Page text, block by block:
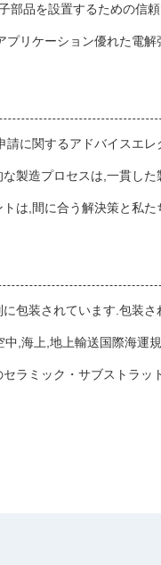
品を設置するための信
リケーション優れた電
に関するアドバイスエ
製造プロセスは,一貫し
は,間に合う解決策と私
包装されています.包装
,海上,地上輸送国際海運
ラミック・サブストラッ